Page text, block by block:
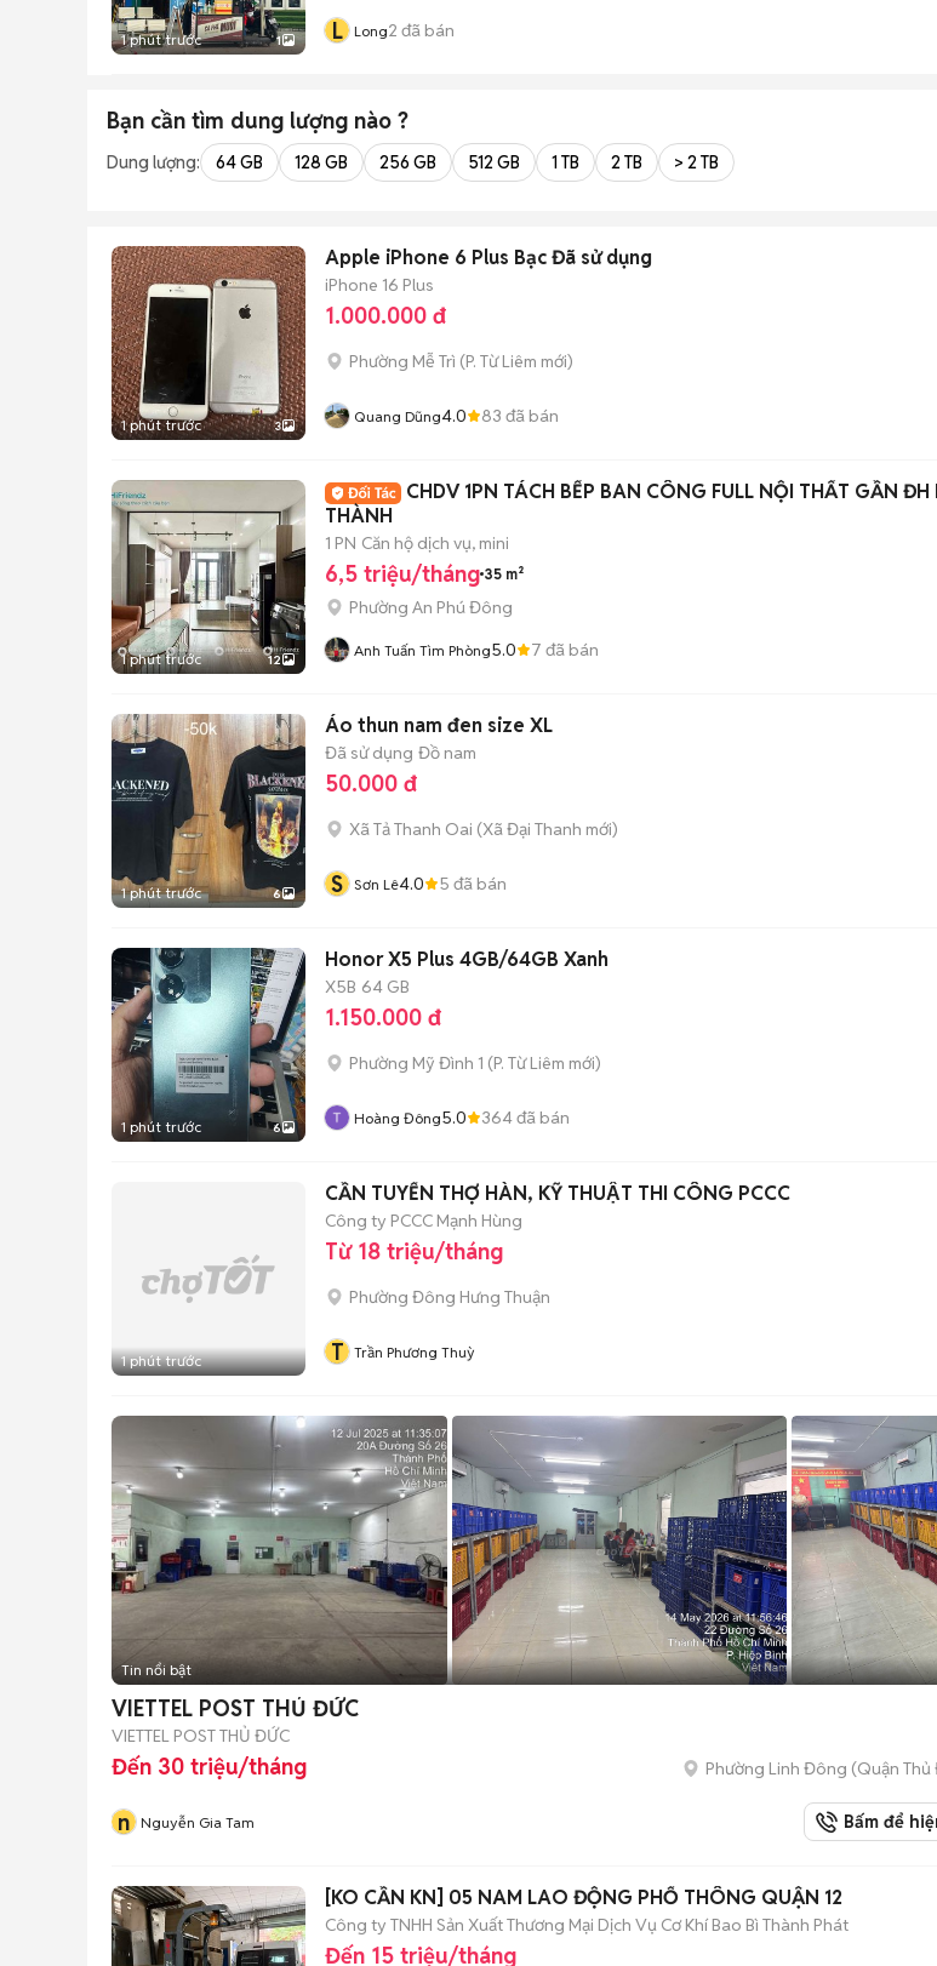
1 phút trước 1 L Long2 đã bán
Bạn cần tìm dung lượng nào ?
Dung lượng: 64 GB 128 GB 256 GB 512 GB 1 TB 2 TB > 2 TB
1 phút trước 3
Apple iPhone 6 Plus Bạc Đã sử dụng
iPhone 16 Plus
1.000.000 đ
Phường Mễ Trì (P. Từ Liêm mới)
Quang Dũng4.0 83 đã bán
1 phút trước 12
CHDV 1PN TÁCH BẾP BAN CÔNG FULL NỘI THẤT GẦN ĐH
THÀNH
1 PN Căn hộ dịch vụ, mini
6,5 triệu/tháng 35 m²
Phường An Phú Đông
Anh Tuấn Tìm Phòng5.0 7 đã bán
1 phút trước 6
Áo thun nam đen size XL
Đã sử dụng Đồ nam
50.000 đ
Xã Tả Thanh Oai (Xã Đại Thanh mới)
S Sơn Lê4.0 5 đã bán
1 phút trước 6
Honor X5 Plus 4GB/64GB Xanh
X5B 64 GB
1.150.000 đ
Phường Mỹ Đình 1 (P. Từ Liêm mới)
Hoàng Đông5.0 364đã bán
1 phút trước
CẦN TUYỂN THỢ HÀN, KỸ THUẬT THI CÔNG PCCC
Công ty PCCC Mạnh Hùng
Từ 18 triệu/tháng
Phường Đông Hưng Thuận
T Trần Phương Thuỳ
Tin nổi bật
VIETTEL POST THỦ ĐỨC
VIETTEL POST THỦ ĐỨC
Đến 30 triệu/tháng Phường Linh Đông (Quận Thủ
n Nguyễn Gia Tam Bấm để
[KO CẦN KN] 05 NAM LAO ĐỘNG PHỔ THÔNG QUẬN 12
Công ty TNHH Sản Xuất Thương Mại Dịch Vụ Cơ Khí Bao Bì Thành Phát
Đến 15 triệu/tháng